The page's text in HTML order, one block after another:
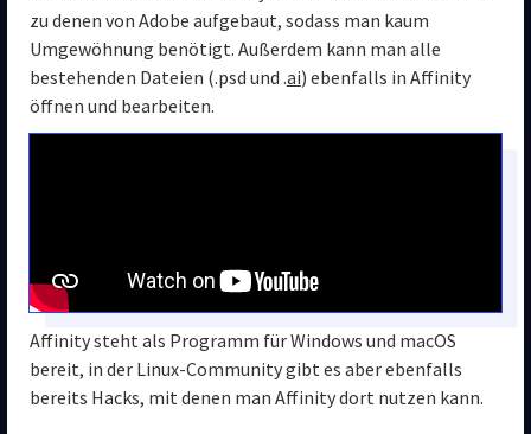
zu denen von Adobe aufgebaut, sodass man kaum
Umgewöhnung benötigt. Außerdem kann man alle
bestehenden Dateien (.psd und .ai) ebenfalls in Affinity
öffnen und bearbeiten.
Affinity steht als Programm für Windows und macOS
bereit, in der Linux-Community gibt es aber ebenfalls
bereits Hacks, mit denen man Affinity dort nutzen kann.